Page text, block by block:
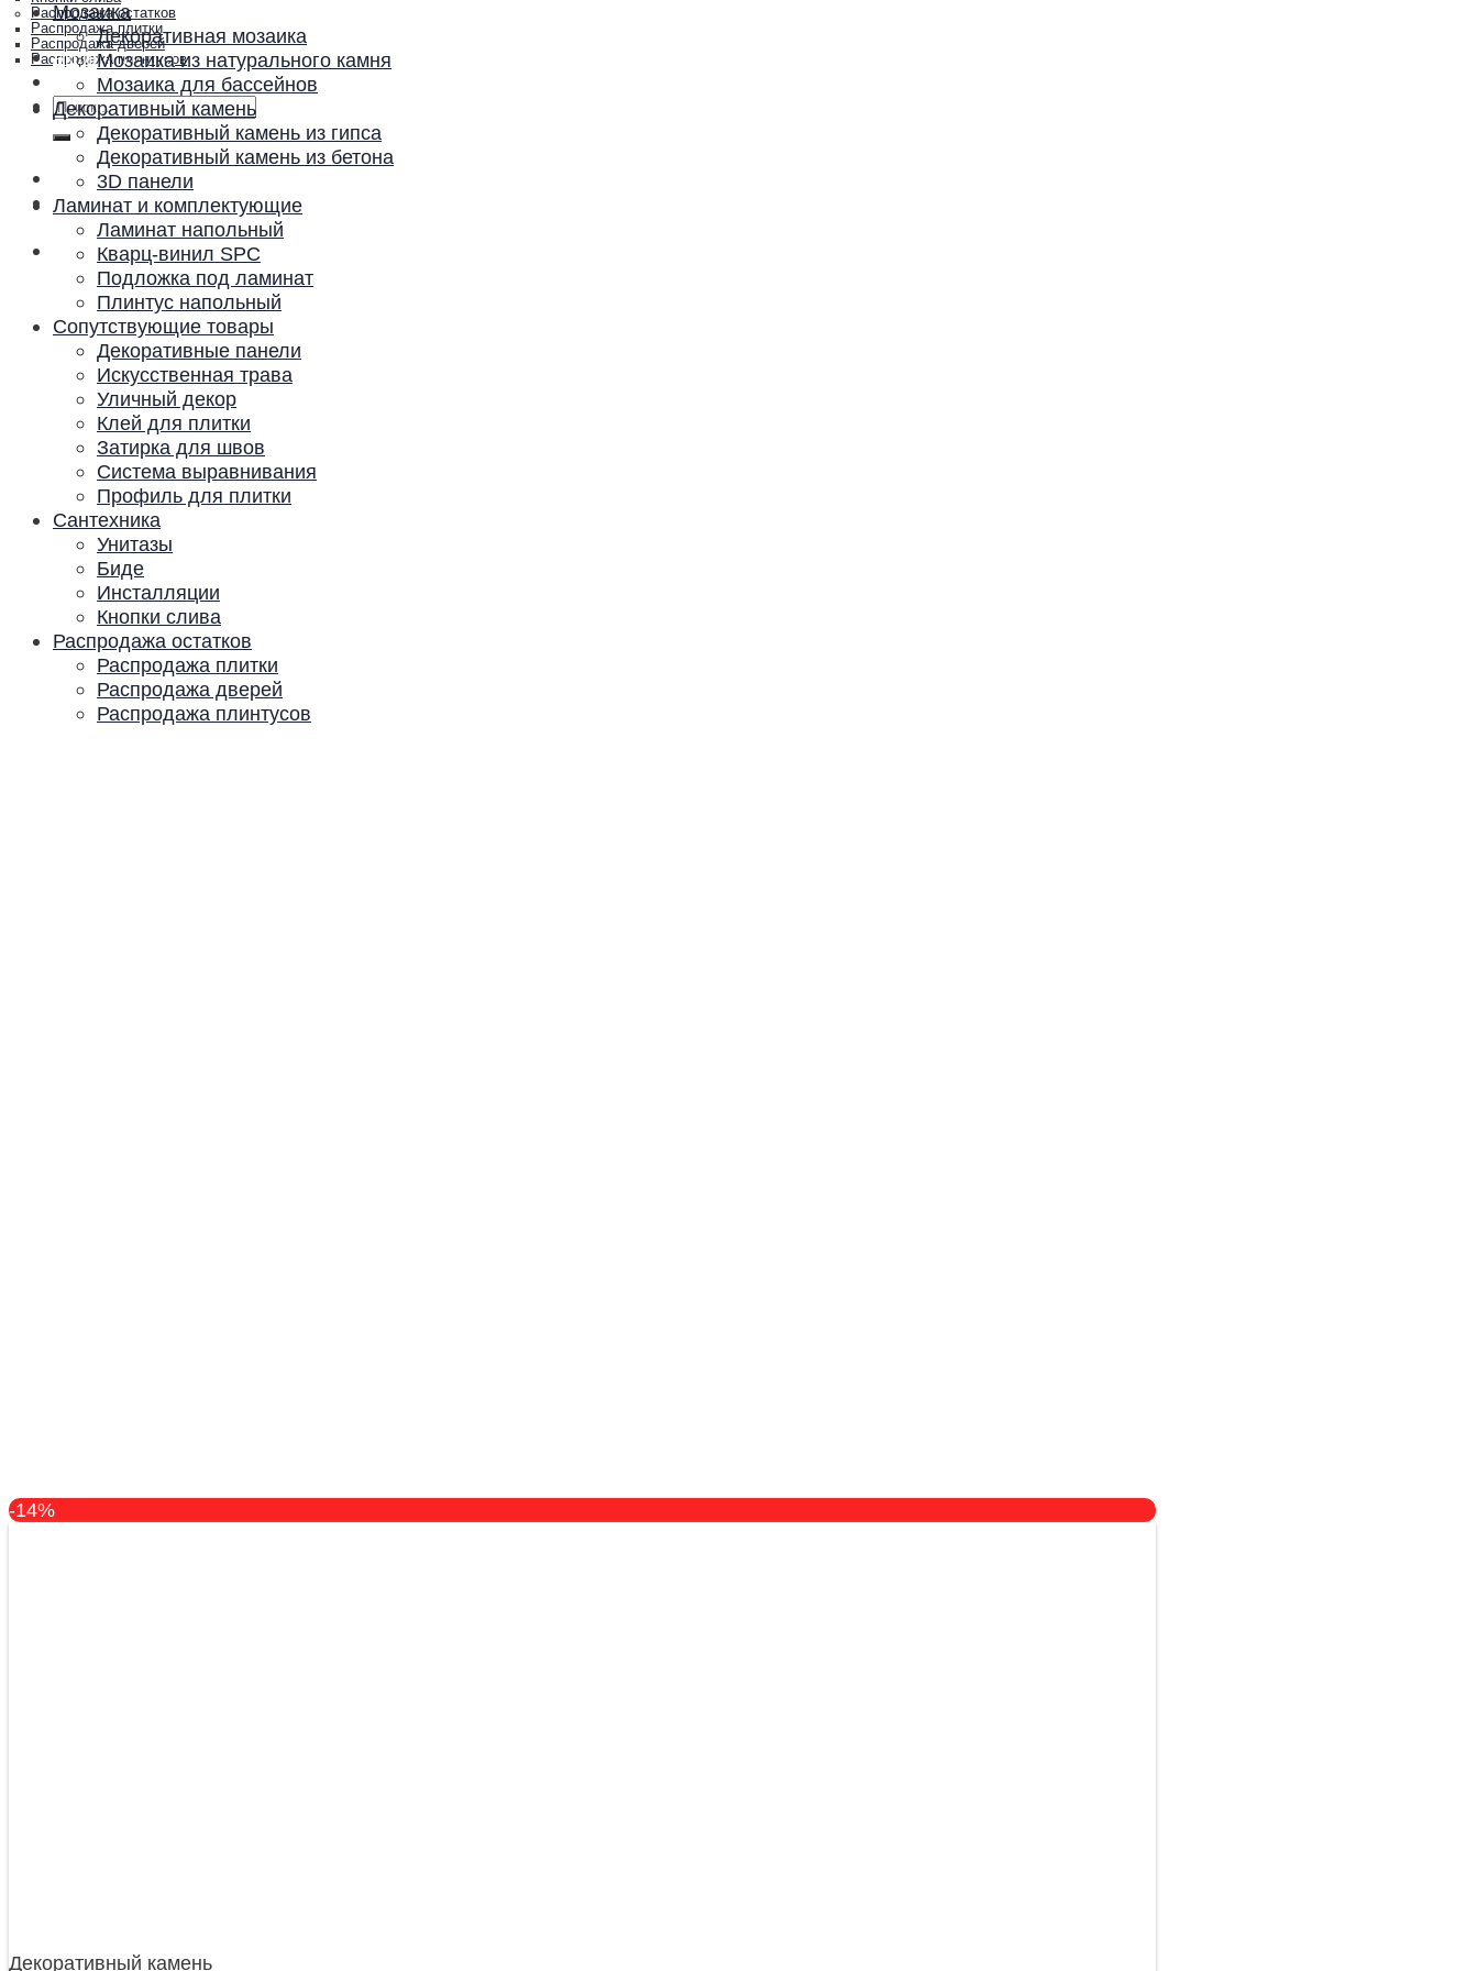
Распродажа остатков
Распродажа плитки
Распродажа дверей
Распродажа плинтусов
Акции и скидки
Контакты
Искать:
Мозаика
Декоративная мозаика
Мозаика из натурального камня
Мозаика для бассейнов
Декоративный камень
Декоративный камень из гипса
Декоративный камень из бетона
3D панели
Ламинат и комплектующие
Ламинат напольный
Кварц-винил SPC
Подложка под ламинат
Плинтус напольный
Сопутствующие товары
Декоративные панели
Искусственная трава
Уличный декор
Клей для плитки
Затирка для швов
Система выравнивания
Профиль для плитки
Сантехника
Унитазы
Биде
Инсталляции
Кнопки слива
Распродажа остатков
Распродажа плитки
Распродажа дверей
Распродажа плинтусов
-14%
Декоративный камень